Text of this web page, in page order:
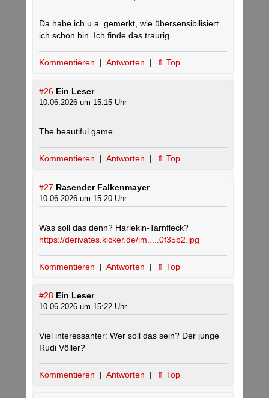
Da habe ich u.a. gemerkt, wie übersensibilisiert
ich schon bin. Ich finde das traurig.
Kommentieren | Antworten | ⇑ Top
#26 Ein Leser
10.06.2026 um 15:15 Uhr
The beautiful game.
Kommentieren | Antworten | ⇑ Top
#27 Rasender Falkenmayer
10.06.2026 um 15:20 Uhr
Was soll das denn? Harlekin-Tarnfleck?
https://derivates.kicker.de/im.....0f35b2.jpg
Kommentieren | Antworten | ⇑ Top
#28 Ein Leser
10.06.2026 um 15:22 Uhr
Viel interessanter: Wer soll das sein? Der junge
Rudi Völler?
Kommentieren | Antworten | ⇑ Top